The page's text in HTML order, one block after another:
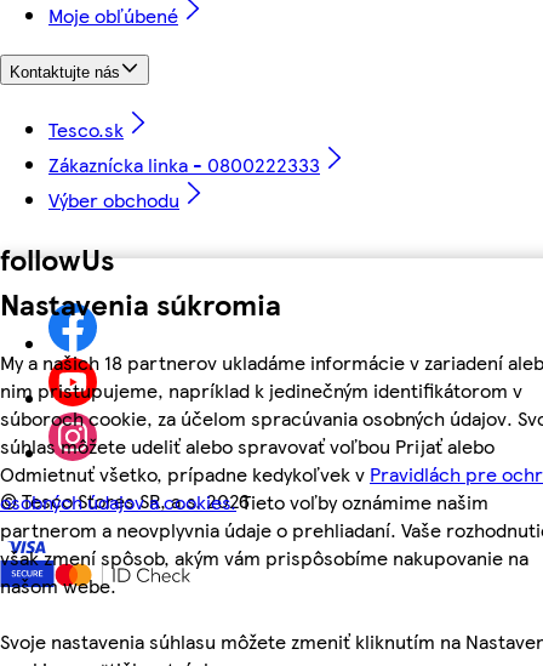
Nastavenia súkromia
My a našich 18 partnerov ukladáme informácie v zariadení
nim pristupujeme, napríklad k jedinečným identifikátorom v
súboroch cookie, za účelom spracúvania osobných údajov.
súhlas môžete udeliť alebo spravovať voľbou Prijať alebo
Odmietnuť všetko, prípadne kedykoľvek v Pravidlách pre
osobných údajov a cookies.Tieto voľby oznámime našim
partnerom a neovplyvnia údaje o prehliadaní. Vaše
však zmení spôsob, akým vám prispôsobíme nakupovanie na
našom webe.
Svoje nastavenia súhlasu môžete zmeniť kliknutím na
Moje obľúbené
Kontaktujte nás
Tesco.sk
Zákaznícka linka - 0800222333
Výber obchodu
followUs
©Tesco Stores SR, a.s. 2026